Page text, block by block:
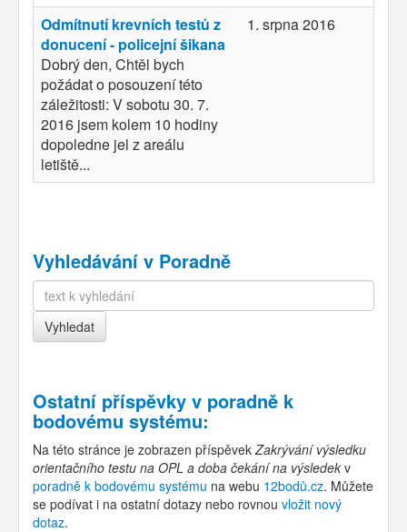
Odmítnutí krevních testů z
donucení - policejní šikana
Dobrý den, Chtěl bych
požádat o posouzení této
záležitosti: V sobotu 30. 7.
2016 jsem kolem 10 hodiny
dopoledne jel z areálu
letiště...
1. srpna 2016
Vyhledávání v Poradně
Ostatní příspěvky v poradně k
bodovému systému:
Na této stránce je zobrazen příspěvek Zakrývání výsledku
orientačního testu na OPL a doba čekání na výsledek v
poradně k bodovému systému na webu 12bodů.cz. Můžete
se podívat i na ostatní dotazy nebo rovnou vložit nový
dotaz.